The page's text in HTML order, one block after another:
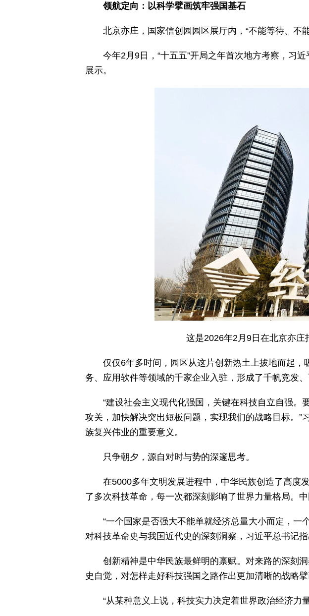
领航定向：以科学擘画筑牢强国基石
北京亦庄，国家信创园园区展厅内，“不能等待、不
今年2月9日，“十五五”开局之年首次地方考察，习
展示。
这是2026年2月9日在北京亦
仅仅6年多时间，园区从这片创新热土上拔地而起
务、应用软件等领域的千家企业入驻，形成了千帆竞发、
“建设社会主义现代化强国，关键在科技自立自强
攻关，加快解决突出短板问题，实现我们的战略目标。
族复兴伟业的重要意义。
只争朝夕，源自对时与势的深邃思考。
在5000多年文明发展进程中，中华民族创造了高度
了多次科技革命，每一次都深刻影响了世界力量格局。
“一个国家是否强大不能单就经济总量大小而定，一
对科技革命史与我国近代史的深刻洞察，习近平总书记
创新精神是中华民族最鲜明的禀赋。对来路的深刻
史自觉，对怎样走好科技强国之路作出更加清晰的战略擘
“从某种意义上说，科技实力决定着世界政治经济力